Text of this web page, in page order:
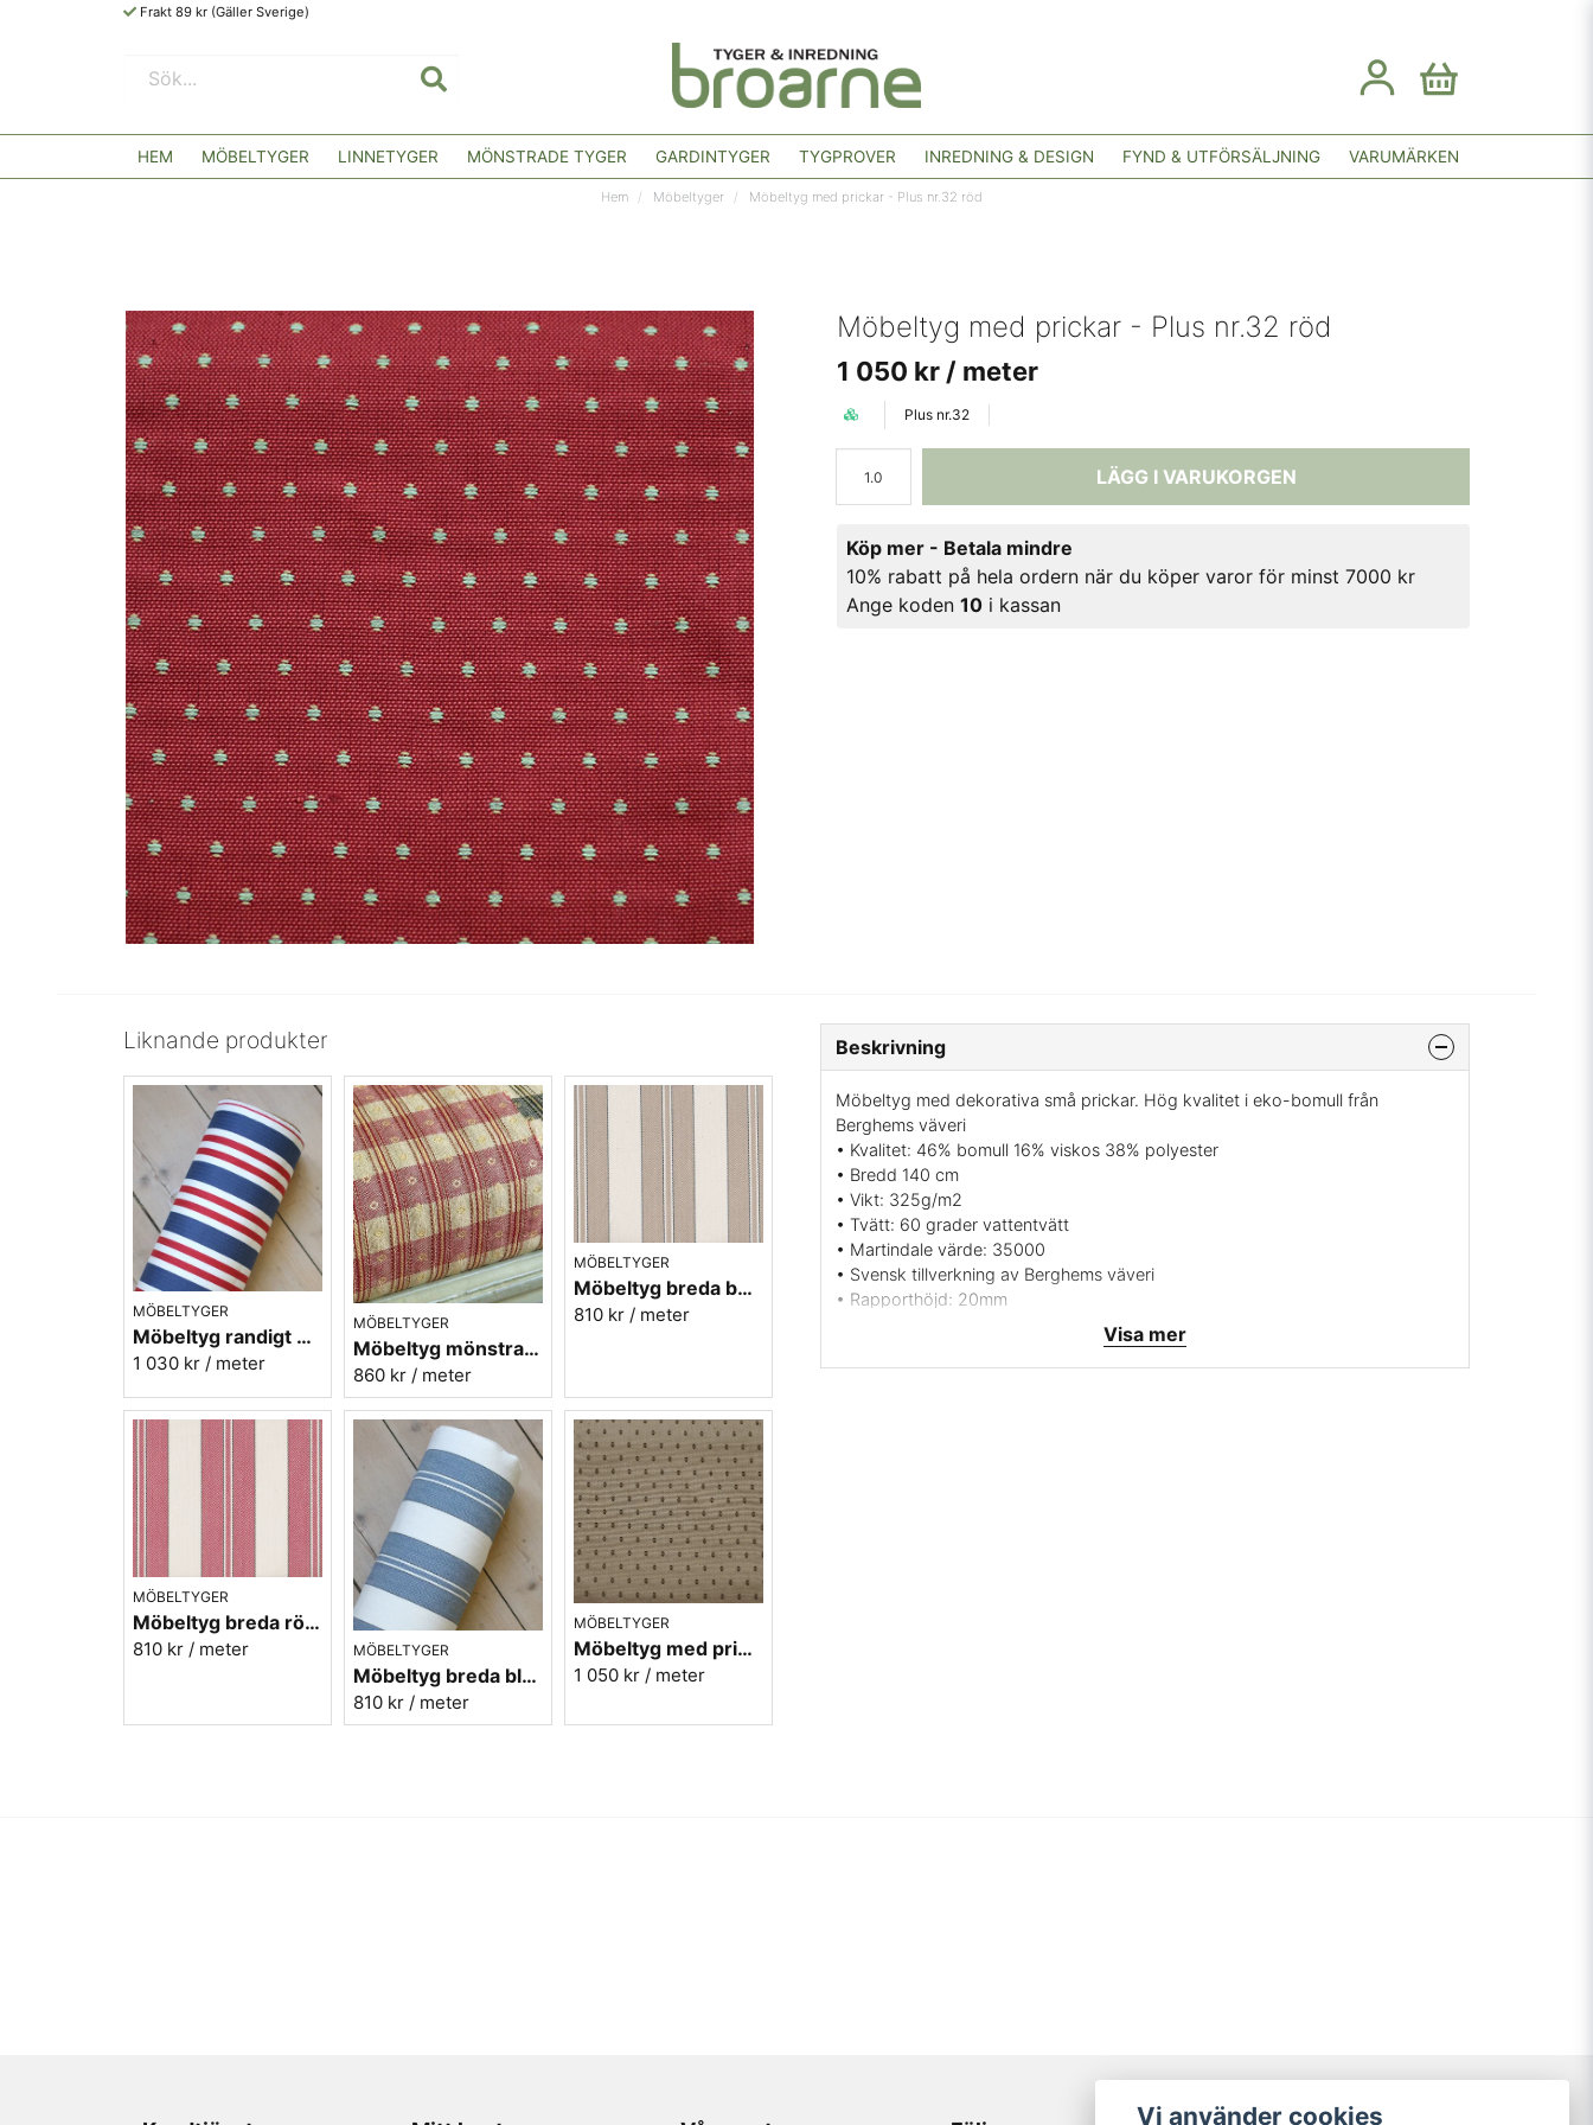
Frakt 89 kr (Gäller Sverige)
HEM MÖBELTYGER LINNETYGER MÖNSTRADE TYGER GARDINTYGER TYGPROVER INREDNING & DESIGN FYND & UTFÖRSÄLJNING VARUMÄRKEN
Hem Möbeltyger Möbeltyg med prickar - Plus nr.32 röd
Möbeltyg med prickar - Plus nr.32 röd
1 050 kr / meter
Plus nr.32
LÄGG I VARUKORGEN
Köp mer - Betala mindre
10% rabatt på hela ordern när du köper varor för minst 7000 kr
Ange koden10 i kassan
Liknande produkter
MÖBELTYGER
Möbeltyg randigt blå-röd - Berghems Öckerö
1 030 kr / meter
MÖBELTYGER
Möbeltyg mönstrat i röd och guld - Krusmynta nr.30
860 kr / meter
MÖBELTYGER
Möbeltyg breda beige ränder - Veranda nr.85
810 kr / meter
MÖBELTYGER
Möbeltyg breda röda ränder - Veranda nr.31
810 kr / meter MÖBELTYGER
Möbeltyg breda blå ränder - Veranda nr.54
810 kr / meter
MÖBELTYGER
Möbeltyg med prickar - Plus nr.01 beige
1 050 kr / meter
Beskrivning
Möbeltyg med dekorativa små prickar. Hög kvalitet i eko-bomull från
Berghems väveri
• Kvalitet: 46% bomull 16% viskos 38% polyester
• Bredd 140 cm
• Vikt: 325g/m2
• Tvätt: 60 grader vattentvätt
• Martindale värde: 35000
• Svensk tillverkning av Berghems väveri
• Rapporthöjd: 20mm
• Färger: Dämpad röd med gul/gröna prickar
• Beställningsvara, ingen returrätt
Visa mer
Vi använder cookies